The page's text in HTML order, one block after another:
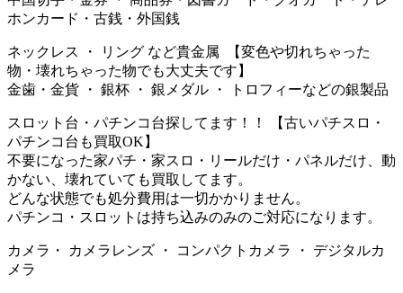
ホンカード・古銭・外国銭
ネックレス ・ リング など貴金属 【変色や切れちゃった
物・壊れちゃった物でも大丈夫です】
金歯・金貨 ・ 銀杯 ・ 銀メダル ・ トロフィーなどの銀製品
スロット台・パチンコ台探してます！！ 【古いパチスロ・
パチンコ台も買取OK】
不要になった家パチ・家スロ・リールだけ・パネルだけ、動
かない、壊れていても買取してます。
どんな状態でも処分費用は一切かかりません。
パチンコ・スロットは持ち込みのみのご対応になります。
カメラ・ カメラレンズ ・ コンパクトカメラ ・ デジタルカ
メラ